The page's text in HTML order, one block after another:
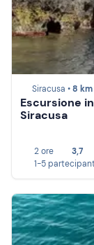
Siracusa •8 km
Escursione
Siracusa
2 ore
3,7
1-5